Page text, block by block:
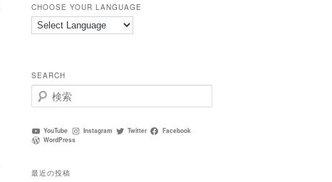
CHOOSE YOUR LANGUAGE
SEARCH
検
索
YouTube Instagram Twitter
Facebook
WordPress
最近の投稿